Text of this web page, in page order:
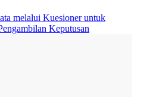
melalui Kuesioner untuk
Keputusan